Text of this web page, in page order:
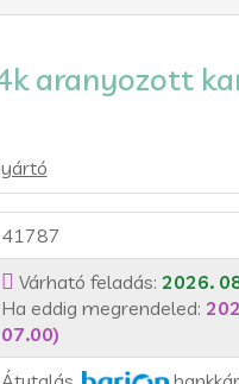
aranyozott
41787
Várható feladás: 2026.
Ha eddig megrendeled:
07.00)